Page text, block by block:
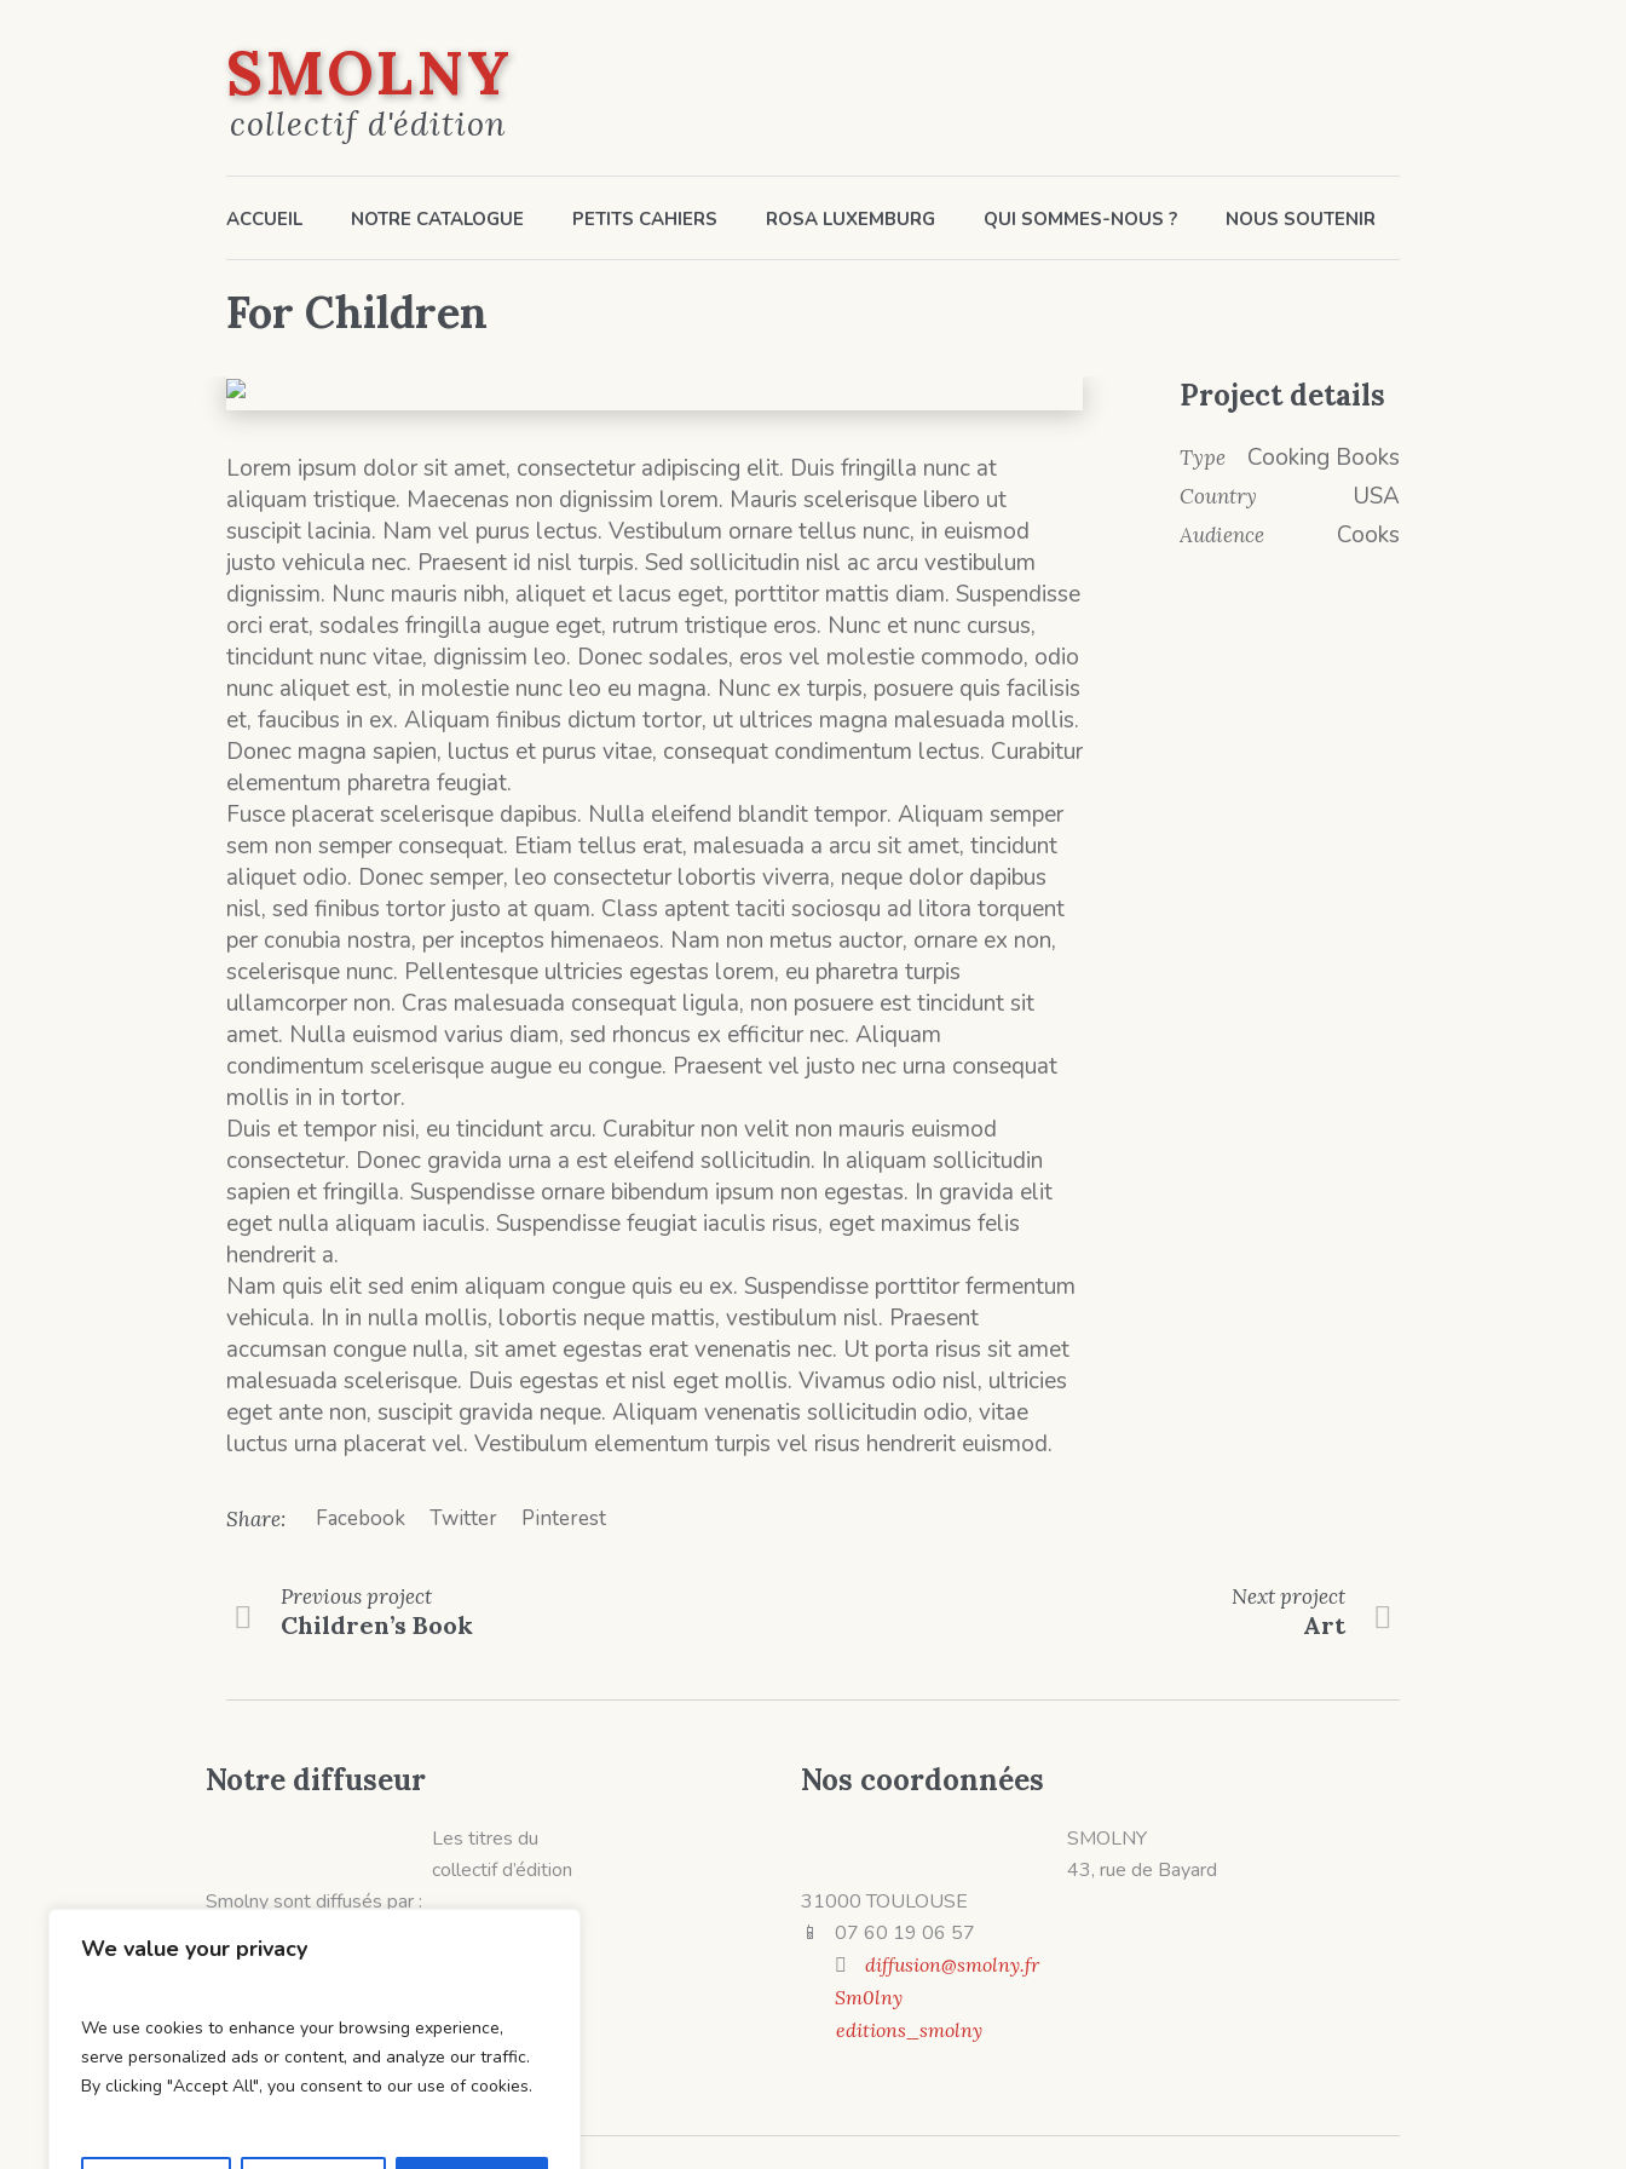
We value your privacy
We use cookies to enhance your browsing experience,
serve personalized ads or content, and analyze our traffic.
By clicking "Accept All", you consent to our use of cookies.
SMOLNY
collectif d'édition
ACCUEIL NOTRE CATALOGUE PETITS CAHIERS ROSA LUXEMBURG QUI SOMMES-NOUS ? NOUS SOUTENIR
For Children
Lorem ipsum dolor sit amet, consectetur adipiscing elit. Duis fringilla nunc at
aliquam tristique. Maecenas non dignissim lorem. Mauris scelerisque libero ut
suscipit lacinia. Nam vel purus lectus. Vestibulum ornare tellus nunc, in euismod
justo vehicula nec. Praesent id nisl turpis. Sed sollicitudin nisl ac arcu vestibulum
dignissim. Nunc mauris nibh, aliquet et lacus eget, porttitor mattis diam. Suspendisse
orci erat, sodales fringilla augue eget, rutrum tristique eros. Nunc et nunc cursus,
tincidunt nunc vitae, dignissim leo. Donec sodales, eros vel molestie commodo, odio
nunc aliquet est, in molestie nunc leo eu magna. Nunc ex turpis, posuere quis facilisis
et, faucibus in ex. Aliquam finibus dictum tortor, ut ultrices magna malesuada mollis.
Donec magna sapien, luctus et purus vitae, consequat condimentum lectus. Curabitur
elementum pharetra feugiat.
Fusce placerat scelerisque dapibus. Nulla eleifend blandit tempor. Aliquam semper
sem non semper consequat. Etiam tellus erat, malesuada a arcu sit amet, tincidunt
aliquet odio. Donec semper, leo consectetur lobortis viverra, neque dolor dapibus
nisl, sed finibus tortor justo at quam. Class aptent taciti sociosqu ad litora torquent
per conubia nostra, per inceptos himenaeos. Nam non metus auctor, ornare ex non,
scelerisque nunc. Pellentesque ultricies egestas lorem, eu pharetra turpis
ullamcorper non. Cras malesuada consequat ligula, non posuere est tincidunt sit
amet. Nulla euismod varius diam, sed rhoncus ex efficitur nec. Aliquam
condimentum scelerisque augue eu congue. Praesent vel justo nec urna consequat
mollis in in tortor.
Duis et tempor nisi, eu tincidunt arcu. Curabitur non velit non mauris euismod
consectetur. Donec gravida urna a est eleifend sollicitudin. In aliquam sollicitudin
sapien et fringilla. Suspendisse ornare bibendum ipsum non egestas. In gravida elit
eget nulla aliquam iaculis. Suspendisse feugiat iaculis risus, eget maximus felis
hendrerit a.
Nam quis elit sed enim aliquam congue quis eu ex. Suspendisse porttitor fermentum
vehicula. In in nulla mollis, lobortis neque mattis, vestibulum nisl. Praesent
accumsan congue nulla, sit amet egestas erat venenatis nec. Ut porta risus sit amet
malesuada scelerisque. Duis egestas et nisl eget mollis. Vivamus odio nisl, ultricies
eget ante non, suscipit gravida neque. Aliquam venenatis sollicitudin odio, vitae
luctus urna placerat vel. Vestibulum elementum turpis vel risus hendrerit euismod.
Project details
Type Cooking Books
Country USA
Audience Cooks
Share: Facebook Twitter Pinterest
Previousproject
Children’s Book
Nextproject
Art
Notre diffuseur
Les titres du
collectif d’édition
Smolny sont diffusés par :
et distribués par :
Nos coordonnées
SMOLNY
43, rue de Bayard
31000 TOULOUSE
📱 07 60 19 06 57
diffusion@smolny.fr
Sm0lny
editions_smolny